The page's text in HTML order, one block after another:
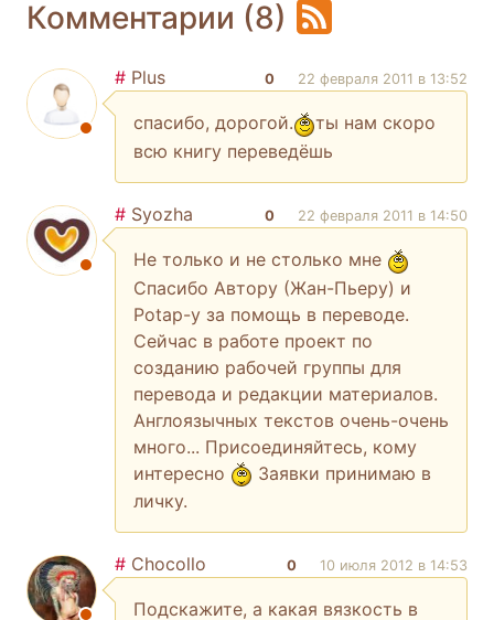
Комментарии (8)
# Plus 0 22 февраля 2011 в 13:52
спасибо, дорогой.
ты нам скоро
всю книгу переведёшь
# Syozha 0 22 февраля 2011 в 14:50
Не только и не столько мне
Спасибо Автору (Жан-Пьеру) и
Potap-у за помощь в переводе.
Сейчас в работе проект по
созданию рабочей группы для
перевода и редакции материалов.
Англоязычных текстов очень-очень
много... Присоединяйтесь, кому
интересно
Заявки принимаю в
личку.
# Chocollo 0 10 июля 2012 в 14:53
Подскажите, а какая вязкость в